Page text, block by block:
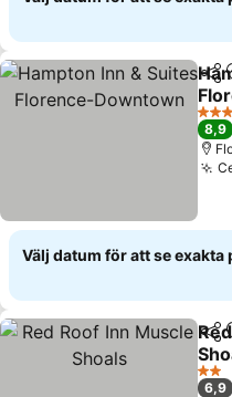
Dela
Se
3
8,9
Välj datum för att se exakta
Dela
Se
2
6,9